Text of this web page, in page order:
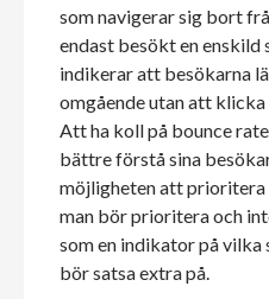
som navigerar sig bort
endast besökt en enskild
indikerar att besökarna
omgående utan att klicka
Att ha koll på bounce
bättre förstå sina
möjligheten att
man bör prioritera och
som en indikator på
bör satsa extra på.